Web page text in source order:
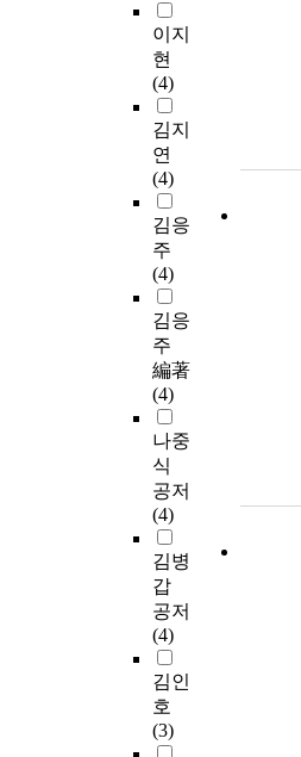
이지
현
(4)
김지
연
(4)
김응
주
(4)
김응
주
編著
(4)
나중
식
공저
(4)
김병
갑
공저
(4)
김인
호
(3)